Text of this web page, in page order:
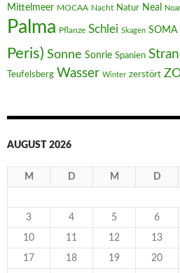
Mittelmeer MOCAA Nacht Natur Neal
Palma Pflanze Schlei Skagen SOMA
Peris) Sonne Sonrie Spanien
Teufelsberg Wasser Winter zerstört
AUGUST 2026
M D M D
3 4 5 6
10 11 12 13
17 18 19 20